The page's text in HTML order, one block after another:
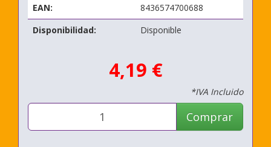
EAN:
8436574700688
Disponibilidad:
Disponible
4,19 €
*IVA Incluido
Comprar